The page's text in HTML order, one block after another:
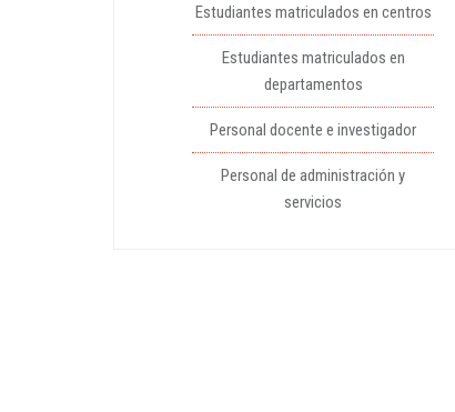
Estudiantes matriculados en centros
Estudiantes matriculados en
departamentos
Personal docente e investigador
Personal de administración y
servicios